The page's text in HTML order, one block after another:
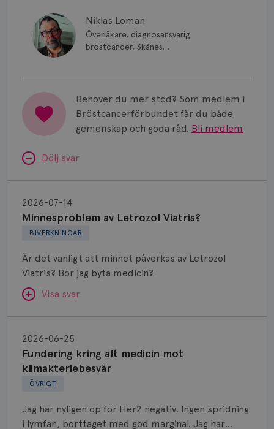
Niklas Loman
Överläkare, diagnosansvarig
bröstcancer, Skånes
Behöver du mer stöd? Som medlem i
Bröstcancerförbundet får du både
gemenskap och goda råd. Bli medlem
Dölj svar
BIVERKNINGAR
Minnesproblem av Letrozol Viatris?
2026-07-14
Är det vanligt att minnet påverkas av Letrozol
Viatris? Bör jag byta medicin?
Visa svar
SVAR:
Hej. Oavsett vilken hormonsänkande behandling
(men även cytostatika) man får så kan en del
uppleva negativ påverkan på minnet. Prata din
märke eller annan aromatashämmare. Det kan ofta
Letrozol
Viatris?
ÖVRIGT
Fundering kring alt medicin mot
klimakteriebesvär
2026-06-25
Jag har nyligen op för Her2 negativ. Ingen spridning
i lymfan, borttaget med god marginal. Jag har
kring
medicin
Vätska